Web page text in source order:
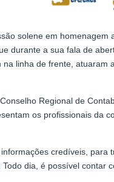
solene em
durante a sua fala de
linha de frente,
Regional de
os profissionais da
credíveis,
dia, é possível contar